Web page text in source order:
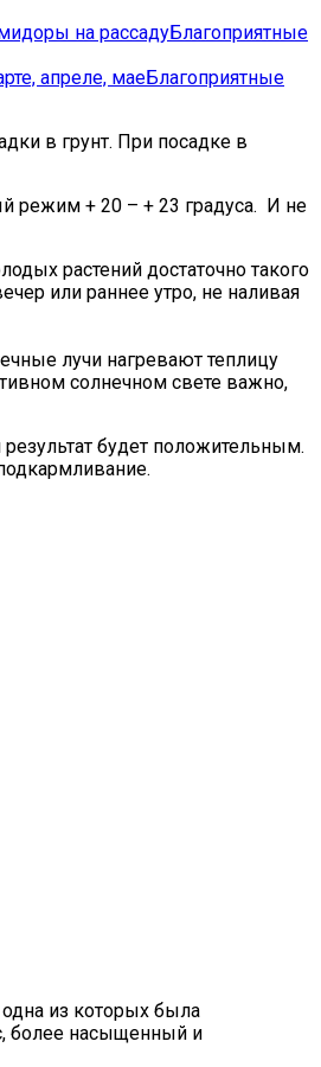
Благоприятные
Благоприятные
в грунт. При посадке в
режим + 20 – + 23 градуса. И не
растений достаточно такого
или раннее утро, не наливая
лучи нагревают теплицу
солнечном свете важно,
будет положительным.
из которых была
более насыщенный и